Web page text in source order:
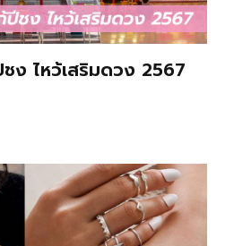
ไหว้เสริมดวง 2567